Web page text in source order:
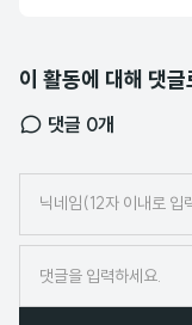
이 활동에 대해 댓
댓글 0개
임